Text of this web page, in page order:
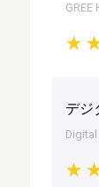
デジ
Digital